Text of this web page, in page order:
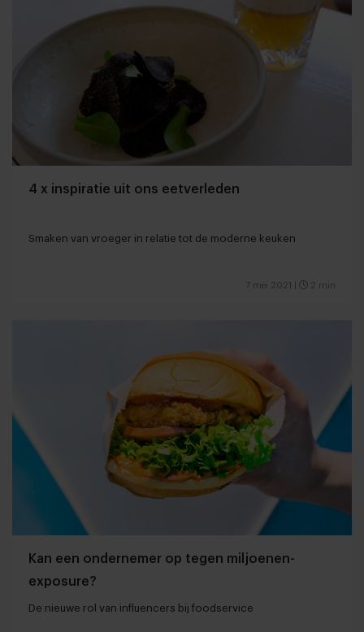
4 x inspiratie uit ons eetverleden
Smaken van vroeger in relatie tot de moderne keuken
7 mei 2021 2 min
Kan een ondernemer op tegen miljoenen-
exposure?
De nieuwe rol van influencers bij foodservice